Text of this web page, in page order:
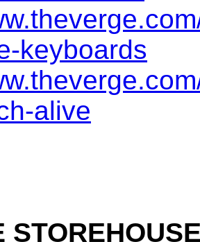
keyboards
alive